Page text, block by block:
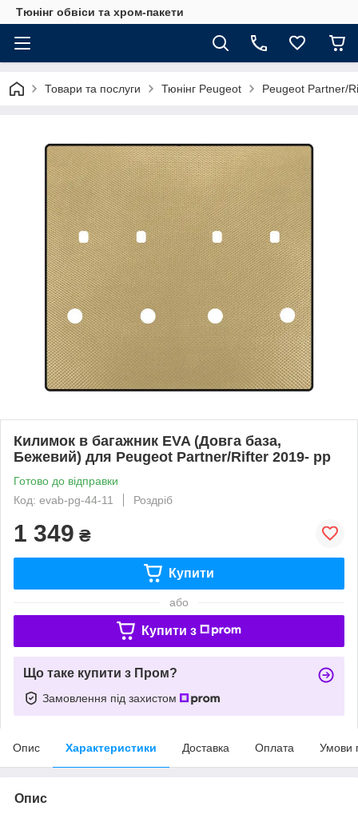
Тюнінг обвіси та хром-пакети
Товари та послуги Тюнінг Peugeot Peugeot Partner/
Килимок в багажник EVA (Довга база,
Бежевий) для Peugeot Partner/Rifter 2019- рр
Готово до відправки
Код: evab-pg-44-11
Роздріб
1 349 ₴
Купити
або
Купити з
Що таке купити з Пром?
Замовлення під захистом
Опис Характеристики Доставка Оплата Умови
Опис